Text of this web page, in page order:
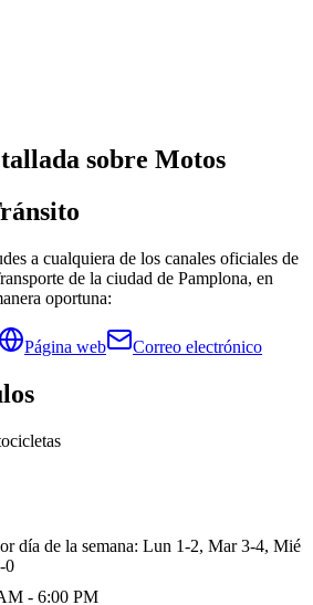
sobre Motos
a cualquiera de los canales oficiales de
de la ciudad de Pamplona, en
oportuna:
Página web Correo electrónico
día de la semana: Lun 1-2, Mar 3-4, Mié
0
- 6:00 PM